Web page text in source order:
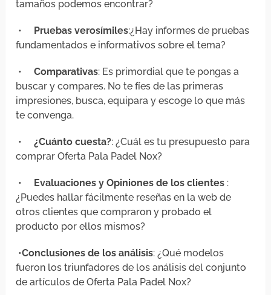
tamaños podemos encontrar?
• Pruebas verosímiles:¿Hay informes de pruebas
fundamentados e informativos sobre el tema?
•Comparativas: Es primordial que te pongas a
buscar y compares. No te fíes de las primeras
impresiones, busca, equipara y escoge lo que más
te convenga.
•¿Cuánto cuesta?: ¿Cuál es tu presupuesto para
comprar Oferta Pala Padel Nox?
• Evaluaciones y Opiniones de los clientes :
¿Puedes hallar fácilmente reseñas en la web de
otros clientes que compraron y probado el
producto por ellos mismos?
•Conclusiones de los análisis: ¿Qué modelos
fueron los triunfadores de los análisis del conjunto
de artículos de Oferta Pala Padel Nox?